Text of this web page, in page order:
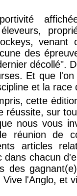
venant
des
décollé".
Et que
et la race
cette
réussite, sur
nous vous
réunion de
articles
chacun
des
l'Anglo, et